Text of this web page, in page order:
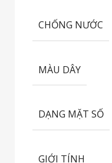
CHỐNG NƯỚC
MÀU DÂY
DẠNG MẶT SỐ
GIỚI TÍNH